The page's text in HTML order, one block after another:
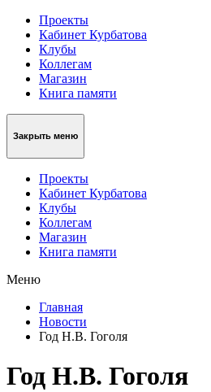
Проекты
Кабинет Курбатова
Клубы
Коллегам
Магазин
Книга памяти
Закрыть меню
Проекты
Кабинет Курбатова
Клубы
Коллегам
Магазин
Книга памяти
Меню
Главная
Новости
Год Н.В. Гоголя
Год Н.В. Гоголя